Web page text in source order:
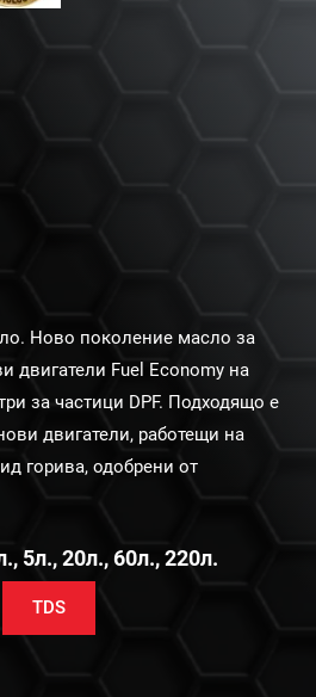
Ново поколение масло за
двигатели Fuel Economy на
за частици DPF. Подходящо е
двигатели, работещи на
горива, одобрени от
5л., 20л., 60л., 220л.
TDS